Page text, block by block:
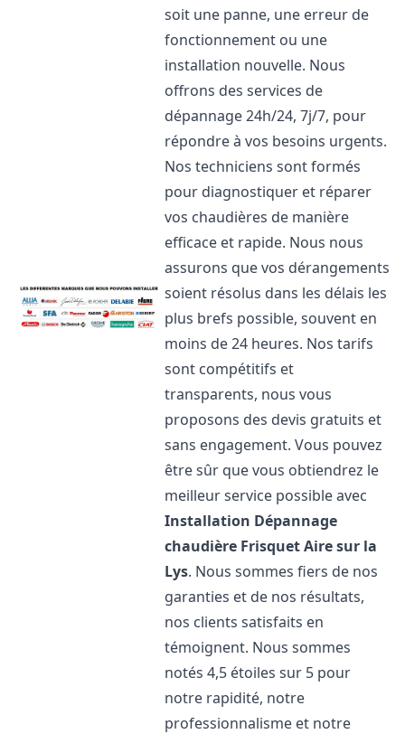
soit une panne, une erreur de
fonctionnement ou une
installation nouvelle. Nous
offrons des services de
dépannage 24h/24, 7j/7, pour
répondre à vos besoins urgents.
Nos techniciens sont formés
pour diagnostiquer et réparer
vos chaudières de manière
efficace et rapide. Nous nous
assurons que vos dérangements
soient résolus dans les délais les
plus brefs possible, souvent en
moins de 24 heures. Nos tarifs
sont compétitifs et
transparents, nous vous
proposons des devis gratuits et
sans engagement. Vous pouvez
être sûr que vous obtiendrez le
meilleur service possible avec
Installation Dépannage
chaudière FrisquetAire sur la
Lys. Nous sommes fiers de nos
garanties et de nos résultats,
nos clients satisfaits en
témoignent. Nous sommes
notés 4,5 étoiles sur 5 pour
notre rapidité, notre
professionnalisme et notre